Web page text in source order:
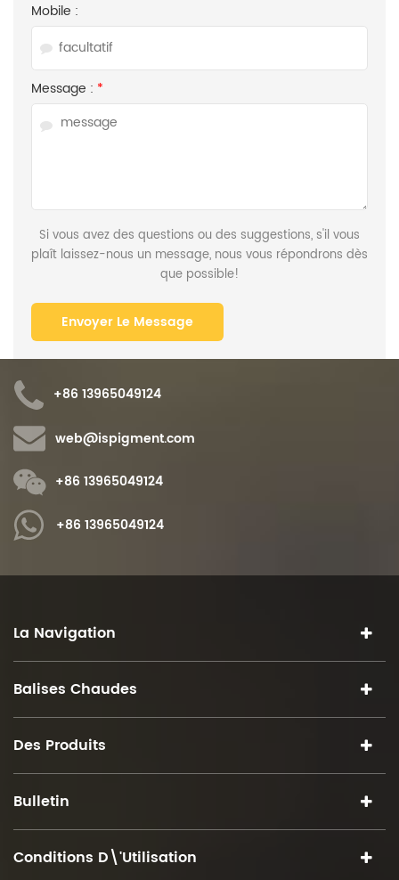
Mobile :
Message : *
Si vous avez des questions ou des suggestions, s'il vous
plaît laissez-nous un message, nous vous répondrons dès
que possible!
+86 13965049124
web@ispigment.com
+86 13965049124
+86 13965049124
La Navigation
Balises Chaudes
Des Produits
Bulletin
Conditions D\'utilisation